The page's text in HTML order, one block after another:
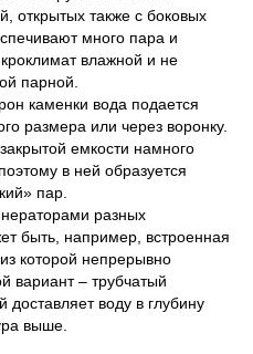
открытых также с боковых
много пара и
влажной и не
парной.
каменки вода подается
размера или через воронку.
емкости намного
в ней образуется
пар.
разных
быть, например, встроенная
которой непрерывно
вариант – трубчатый
доставляет воду в глубину
выше.